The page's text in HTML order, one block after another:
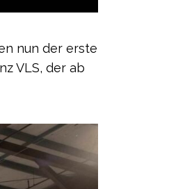
nun der erste
VLS, der ab